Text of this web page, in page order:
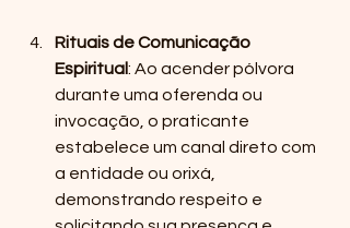
Rituais de Comunicação
Espiritual: Ao acender pólvora
durante uma oferenda ou
invocação, o praticante
estabelece um canal direto com
a entidade ou orixá,
demonstrando respeito e